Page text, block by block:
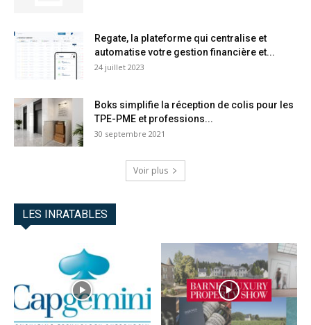
Regate, la plateforme qui centralise et
automatise votre gestion financière et...
24 juillet 2023
Boks simplifie la réception de colis pour les
TPE-PME et professions...
30 septembre 2021
Voir plus
LES INRATABLES